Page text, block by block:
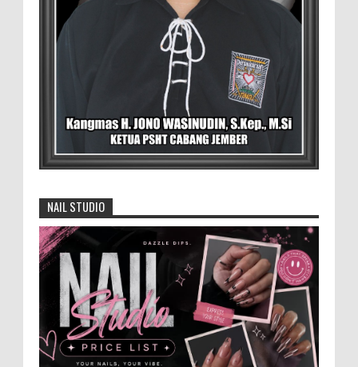
Menko Zulhas Wajibkan Program Makan
Bergizi Gratis Menyerap Bahan Pangan
BLORA - Menteri Koordinator Bidang
Pangan RI Zulkifli Hasan menegaskan bahwa Satuan
Pelayanan Pemenuhan Gizi (SPPG) pelaksana Program
Kabupaten Jember 2026-2031
Jajaran Dewan Pengurus DPC Kabupaten
Jember 2025-2031, saat foto bersama
usai acara pelantikan di Gedung Jember Nusantara,
Selasa 28 Juli 2...
Anggota Karang Taruna Urunan Demi
Nobar Indonesia Lawan Vietnam
Pertandingan sepakbola antara Tim
NAIL STUDIO